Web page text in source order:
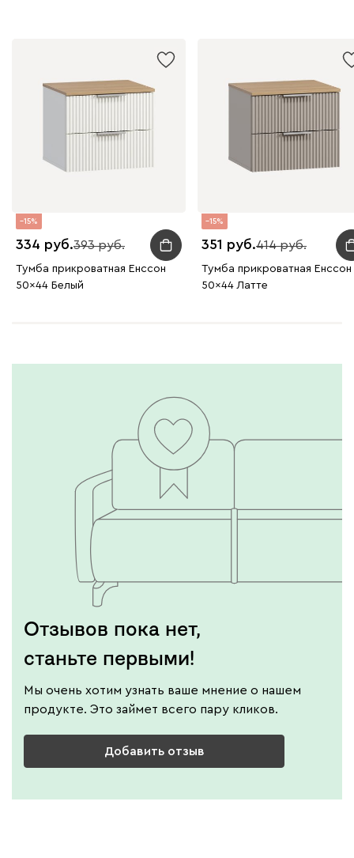
15
334 393
Тумба прикроватная Енссон
50x44 Белый
15
351 414
Тумба прикроватная Енссон
50x44 Латте
Отзывов пока нет,
станьте первыми!
Мы очень хотим узнать ваше мнение о нашем
продукте. Это займет всего пару кликов.
Добавить отзыв